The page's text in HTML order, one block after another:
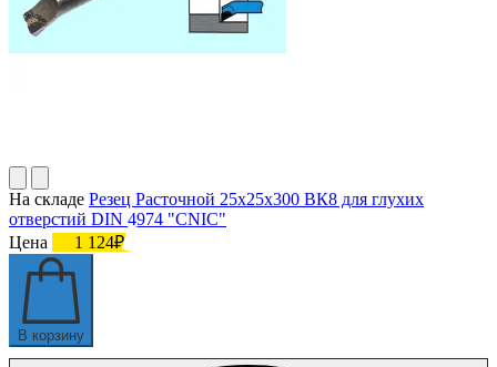
На складе Резец Расточной 25х25х300 ВК8 для глухих
отверстий DIN 4974 "CNIC"
Цена
1 124₽
В корзину